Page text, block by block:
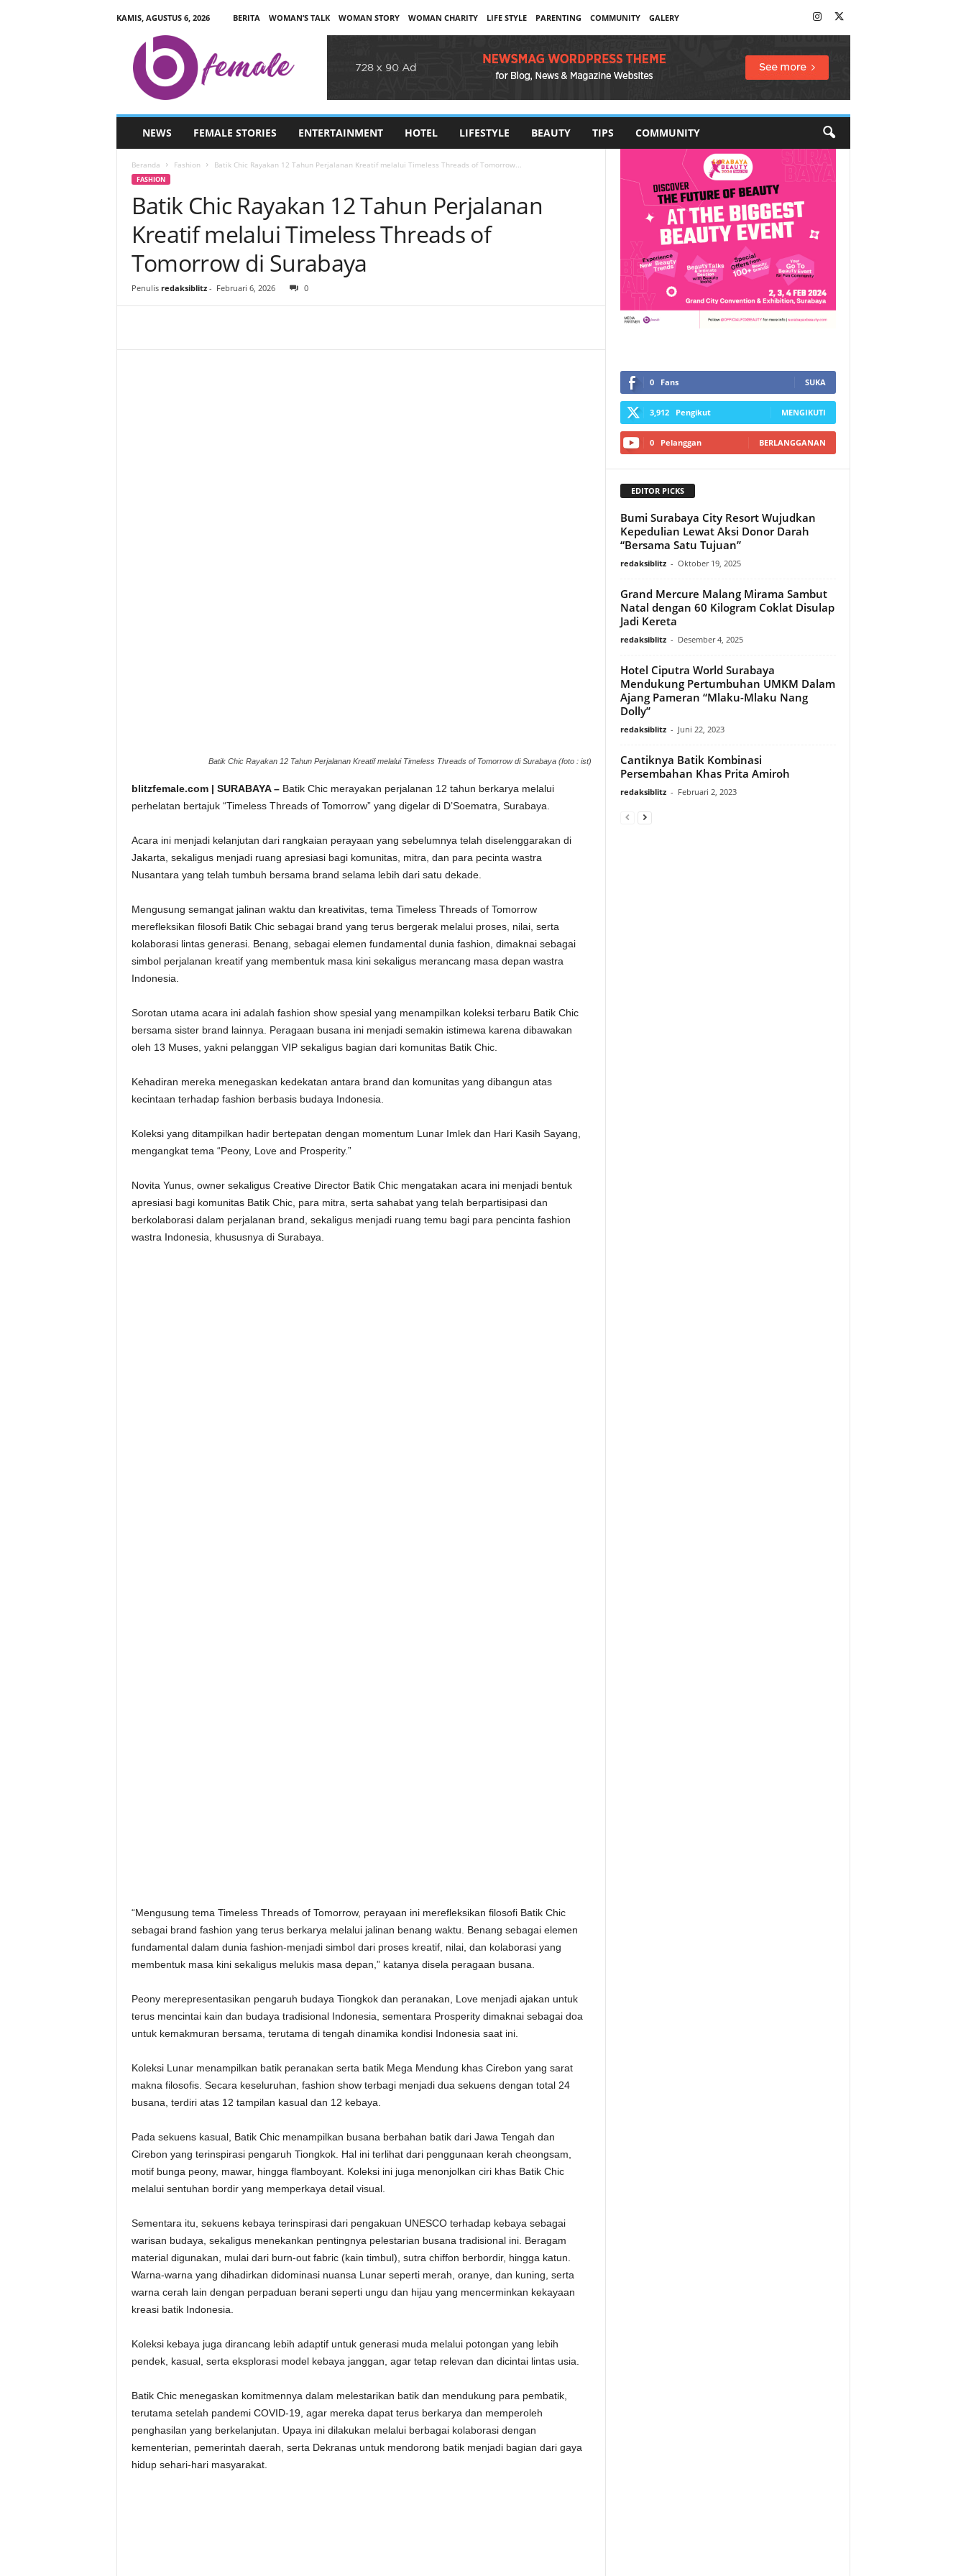
KAMIS, AGUSTUS 6, 2026 BERITA WOMAN’S TALK WOMAN STORY WOMAN CHARITY LIFE STYLE PARENTING COMMUNITY
GALERY
NEWS FEMALE STORIES ENTERTAINMENT HOTEL LIFESTYLE BEAUTY TIPS COMMUNITY
Beranda Fashion Batik Chic Rayakan 12 Tahun Perjalanan Kreatif melalui Timeless Threads of Tomorrow...
FASHION
Batik Chic Rayakan 12 Tahun Perjalanan
Kreatif melalui Timeless Threads of
Tomorrow di Surabaya
Penulis redaksiblitz- Februari 6, 2026 0
Batik Chic Rayakan 12 Tahun Perjalanan Kreatif melalui Timeless Threads of Tomorrow di Surabaya (foto : ist)
blitzfemale.com | SURABAYA – Batik Chic merayakan perjalanan 12 tahun berkarya melalui
perhelatan bertajuk “Timeless Threads of Tomorrow” yang digelar di D’Soematra, Surabaya.
Acara ini menjadi kelanjutan dari rangkaian perayaan yang sebelumnya telah diselenggarakan di
Jakarta, sekaligus menjadi ruang apresiasi bagi komunitas, mitra, dan para pecinta wastra
Nusantara yang telah tumbuh bersama brand selama lebih dari satu dekade.
Mengusung semangat jalinan waktu dan kreativitas, tema Timeless Threads of Tomorrow
merefleksikan filosofi Batik Chic sebagai brand yang terus bergerak melalui proses, nilai, serta
kolaborasi lintas generasi. Benang, sebagai elemen fundamental dunia fashion, dimaknai sebagai
simbol perjalanan kreatif yang membentuk masa kini sekaligus merancang masa depan wastra
Indonesia.
Sorotan utama acara ini adalah fashion show spesial yang menampilkan koleksi terbaru Batik Chic
bersama sister brand lainnya. Peragaan busana ini menjadi semakin istimewa karena dibawakan
oleh 13 Muses, yakni pelanggan VIP sekaligus bagian dari komunitas Batik Chic.
Kehadiran mereka menegaskan kedekatan antara brand dan komunitas yang dibangun atas
kecintaan terhadap fashion berbasis budaya Indonesia.
Koleksi yang ditampilkan hadir bertepatan dengan momentum Lunar Imlek dan Hari Kasih Sayang,
mengangkat tema “Peony, Love and Prosperity.”
Novita Yunus, owner sekaligus Creative Director Batik Chic mengatakan acara ini menjadi bentuk
apresiasi bagi komunitas Batik Chic, para mitra, serta sahabat yang telah berpartisipasi dan
berkolaborasi dalam perjalanan brand, sekaligus menjadi ruang temu bagi para pencinta fashion
wastra Indonesia, khususnya di Surabaya.
“Mengusung tema Timeless Threads of Tomorrow, perayaan ini merefleksikan filosofi Batik Chic
sebagai brand fashion yang terus berkarya melalui jalinan benang waktu. Benang sebagai elemen
fundamental dalam dunia fashion-menjadi simbol dari proses kreatif, nilai, dan kolaborasi yang
membentuk masa kini sekaligus melukis masa depan,” katanya disela peragaan busana.
Peony merepresentasikan pengaruh budaya Tiongkok dan peranakan, Love menjadi ajakan untuk
terus mencintai kain dan budaya tradisional Indonesia, sementara Prosperity dimaknai sebagai doa
untuk kemakmuran bersama, terutama di tengah dinamika kondisi Indonesia saat ini.
Koleksi Lunar menampilkan batik peranakan serta batik Mega Mendung khas Cirebon yang sarat
makna filosofis. Secara keseluruhan, fashion show terbagi menjadi dua sekuens dengan total 24
busana, terdiri atas 12 tampilan kasual dan 12 kebaya.
Pada sekuens kasual, Batik Chic menampilkan busana berbahan batik dari Jawa Tengah dan
Cirebon yang terinspirasi pengaruh Tiongkok. Hal ini terlihat dari penggunaan kerah cheongsam,
motif bunga peony, mawar, hingga flamboyant. Koleksi ini juga menonjolkan ciri khas Batik Chic
melalui sentuhan bordir yang memperkaya detail visual.
Sementara itu, sekuens kebaya terinspirasi dari pengakuan UNESCO terhadap kebaya sebagai
warisan budaya, sekaligus menekankan pentingnya pelestarian busana tradisional ini. Beragam
material digunakan, mulai dari burn-out fabric (kain timbul), sutra chiffon berbordir, hingga katun.
Warna-warna yang dihadirkan didominasi nuansa Lunar seperti merah, oranye, dan kuning, serta
warna cerah lain dengan perpaduan berani seperti ungu dan hijau yang mencerminkan kekayaan
kreasi batik Indonesia.
Koleksi kebaya juga dirancang lebih adaptif untuk generasi muda melalui potongan yang lebih
pendek, kasual, serta eksplorasi model kebaya janggan, agar tetap relevan dan dicintai lintas usia.
Batik Chic menegaskan komitmennya dalam melestarikan batik dan mendukung para pembatik,
terutama setelah pandemi COVID-19, agar mereka dapat terus berkarya dan memperoleh
penghasilan yang berkelanjutan. Upaya ini dilakukan melalui berbagai kolaborasi dengan
kementerian, pemerintah daerah, serta Dekranas untuk mendorong batik menjadi bagian dari gaya
hidup sehari-hari masyarakat.
0 Fans SUKA
3,912 Pengikut MENGIKUTI
0 Pelanggan BERLANGGANAN
EDITOR PICKS
Bumi Surabaya City Resort Wujudkan
Kepedulian Lewat Aksi Donor Darah
“Bersama Satu Tujuan”
redaksiblitz - Oktober 19, 2025
Grand Mercure Malang Mirama Sambut
Natal dengan 60 Kilogram Coklat Disulap
Jadi Kereta
redaksiblitz - Desember 4, 2025
Hotel Ciputra World Surabaya
Mendukung Pertumbuhan UMKM Dalam
Ajang Pameran “Mlaku-Mlaku Nang
Dolly”
redaksiblitz - Juni 22, 2023
Cantiknya Batik Kombinasi
Persembahan Khas Prita Amiroh
redaksiblitz - Februari 2, 2023